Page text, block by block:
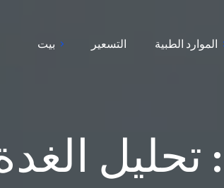
بيت التسعير الموارد الطبية